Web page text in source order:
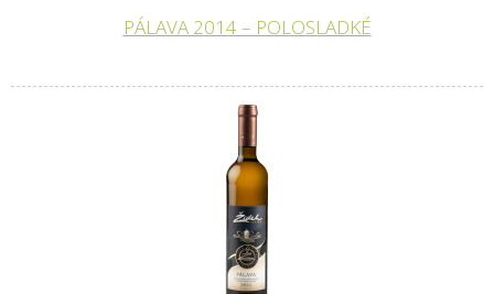
PÁLAVA 2014 – POLOSLADKÉ